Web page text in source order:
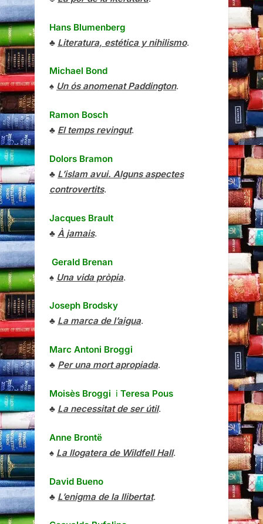
Hans Blumenberg
♣ Literatura, estética y nihilismo.
Michael Bond
♠ Un ós anomenat Paddington.
Ramon Bosch
♣ El temps revingut.
Dolors Bramon
♣ L’islam avui. Alguns aspectes
controvertits.
Jacques Brault
♣ À jamais.
Gerald Brenan
♠ Una vida pròpia.
Joseph Brodsky
♣ La marca de l’aigua.
Marc Antoni Broggi
♣ Per una mort apropiada.
Moisès Broggi i Teresa Pous
♣ La necessitat de ser útil.
Anne Brontë
♠ La llogatera de Wildfell Hall.
David Bueno
♣ L’enigma de la llibertat.